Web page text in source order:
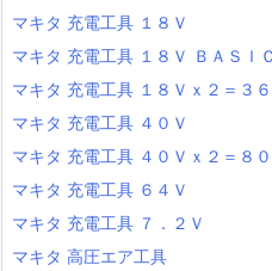
マキタ 充電工具 １８Ｖ
マキタ 充電工具 １８Ｖ ＢＡＳＩＣ
マキタ 充電工具 １８Ｖｘ２＝３６
マキタ 充電工具 ４０Ｖ
マキタ 充電工具 ４０Ｖｘ２＝８
マキタ 充電工具 ６４Ｖ
マキタ 充電工具 ７．２Ｖ
マキタ 高圧エア工具